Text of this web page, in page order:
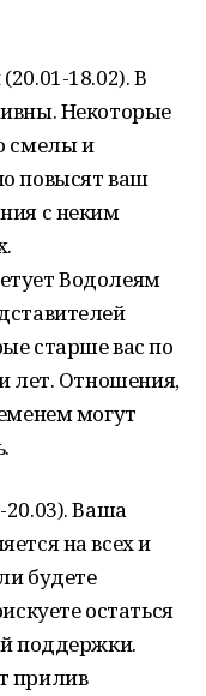
18.02). В
Некоторые
смелы и
повысят ваш
с неким
Водолеям
старше вас по
лет. Отношения,
могут
Ваша
на всех и
будете
остаться
поддержки.
прилив